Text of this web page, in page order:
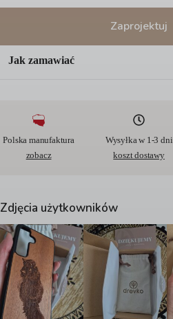
Zaprojektuj
Jak zamawiać
Polska manufaktura
zobacz
Wysyłka w 1-3 dni
koszt dostawy
Zdjęcia użytkowników